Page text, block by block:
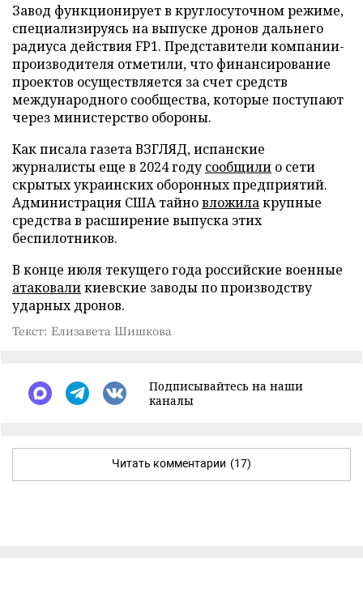
Завод функционирует в круглосуточном режиме,
специализируясь на выпуске дронов дальнего
радиуса действия FP1. Представители компании-
производителя отметили, что финансирование
проектов осуществляется за счет средств
международного сообщества, которые поступают
через министерство обороны.
Как писала газета ВЗГЛЯД, испанские
журналисты еще в 2024 годусообщили о сети
скрытых украинских оборонных предприятий.
Администрация США тайновложилакрупные
средства в расширение выпуска этих
беспилотников.
В конце июля текущего года российские военные
атаковаликиевские заводы по производству
ударных дронов.
Текст: Елизавета Шишкова
Подписывайтесь на наши
каналы
Читать комментарии (17)